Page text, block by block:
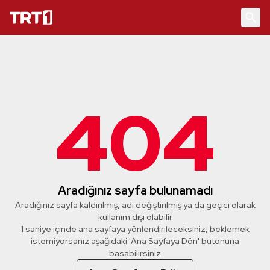
404
Aradığınız sayfa bulunamadı
Aradığınız sayfa kaldırılmış, adı değiştirilmiş ya da geçici olarak
kullanım dışı olabilir
1 saniye içinde ana sayfaya yönlendirileceksiniz, beklemek
istemiyorsanız aşağıdaki 'Ana Sayfaya Dön' butonuna
basabilirsiniz